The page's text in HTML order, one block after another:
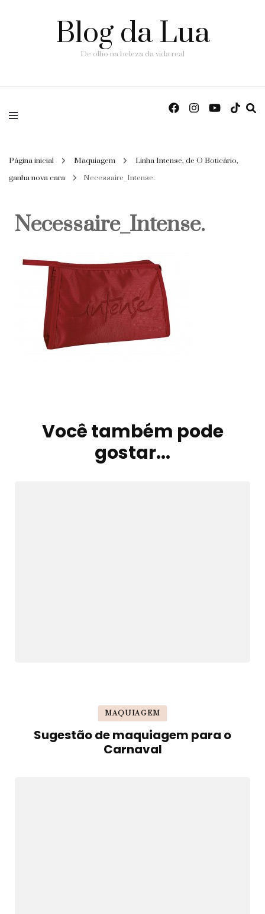
Blog da Lua
De olho na beleza da vida real
Página inicial Maquiagem
Linha Intense, de O Boticário,
ganha nova cara
Necessaire_Intense.
Necessaire_Intense.
Você também pode
gostar...
MAQUIAGEM
Sugestão de maquiagem para o
Carnaval